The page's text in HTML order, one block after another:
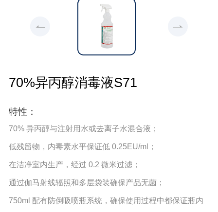
70%异丙醇消毒液S71
特性：
70% 异丙醇与注射用水或去离子水混合液；
低残留物，内毒素水平保证低 0.25EU/ml；
在洁净室内生产，经过 0.2 微米过滤；
通过伽马射线辐照和多层袋装确保产品无菌；
750ml 配有防倒吸喷瓶系统，确保使用过程中都保证瓶内